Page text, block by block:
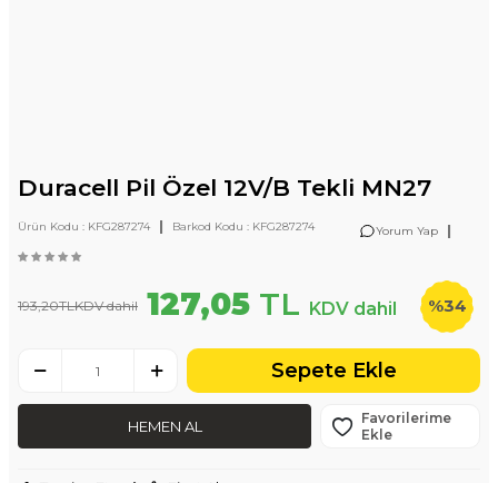
Duracell Pil Özel 12V/B Tekli MN27
Ürün Kodu : KFG287274 | Barkod Kodu : KFG287274 Yorum Yap |
193,20TLKDV dahil 127,05 TL KDV dahil %34
Sepete Ekle
HEMEN AL
Favorilerime
Ekle